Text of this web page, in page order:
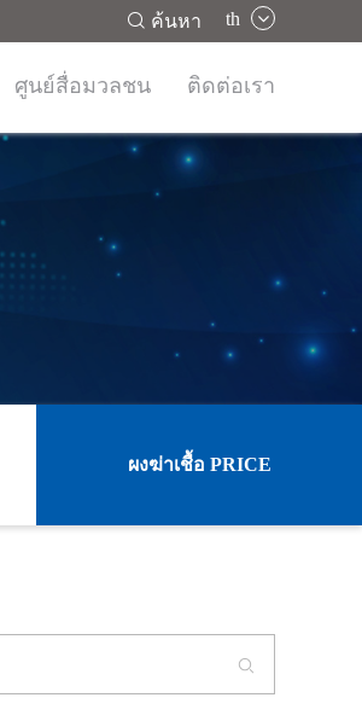
 ค้นหา th
ศูนย์สื่อมวลชน ติดต่อเรา
ผงฆ่าเชื้อ PRICE
